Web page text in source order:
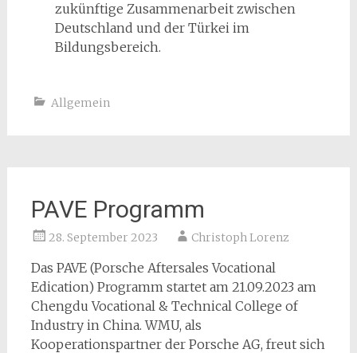
zukünftige Zusammenarbeit zwischen
Deutschland und der Türkei im
Bildungsbereich.
Allgemein
PAVE Programm
28. September 2023 Christoph Lorenz
Das PAVE (Porsche Aftersales Vocational
Edication) Programm startet am 21.09.2023 am
Chengdu Vocational & Technical College of
Industry in China. WMU, als
Kooperationspartner der Porsche AG, freut sich